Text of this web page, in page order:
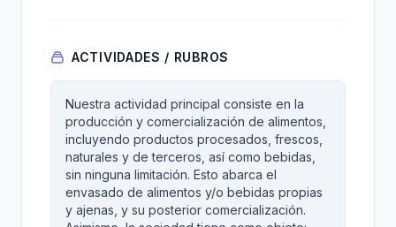
ACTIVIDADES / RUBROS
Nuestra actividad principal consiste en la
producción y comercialización de alimentos,
incluyendo productos procesados, frescos,
naturales y de terceros, así como bebidas,
sin ninguna limitación. Esto abarca el
envasado de alimentos y/o bebidas propias
y ajenas, y su posterior comercialización.